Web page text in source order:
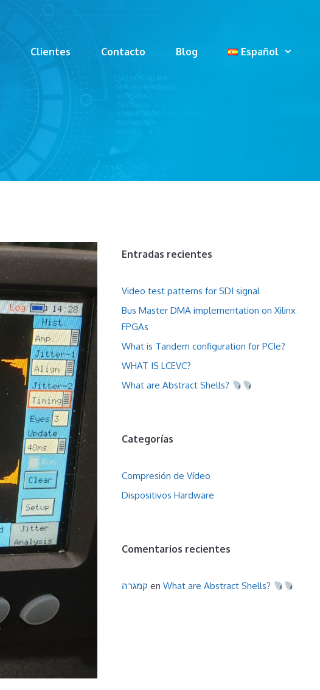
Clientes Contacto Blog Español
Entradas recientes
Video test patterns for SDI signal
Bus Master DMA implementation on Xilinx
FPGAs
What is Tandem configuration for PCIe?
WHAT IS LCEVC?
What are Abstract Shells?
Categorías
Compresión de Vídeo
Dispositivos Hardware
Comentarios recientes
קמגרה en What are Abstract Shells?